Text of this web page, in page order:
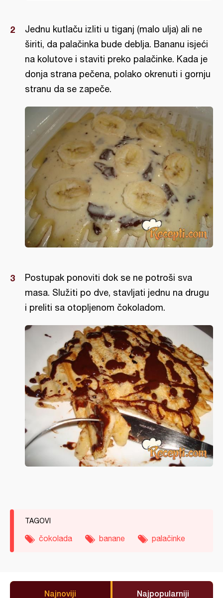
Jednu kutlaču izliti u tiganj (malo ulja) ali ne
širiti, da palačinka bude deblja. Bananu isjeći
na kolutove i staviti preko palačinke. Kada je
donja strana pečena, polako okrenuti i gornju
stranu da se zapeče.
Postupak ponoviti dok se ne potroši sva
masa. Služiti po dve, stavljati jednu na drugu
i preliti sa otopljenom čokoladom.
TAGOVI
čokolada banane palačinke
Najnoviji Najpopularniji